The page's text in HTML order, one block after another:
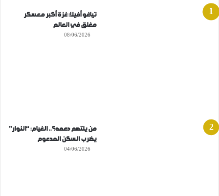
تياغو أفيلا: غزة أكبر معسكر
مغلق في العالم
08/06/2026
من يلتهم دعمه؟.. الغيام: “النوار”
يضرب السكن المدعوم
04/06/2026